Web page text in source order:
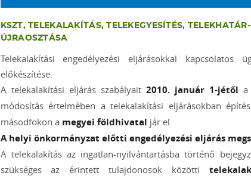
KSZT, TELEKALAKÍTÁS, TELEKEGYESÍTÉS,
ÚJRAOSZTÁSA
Telekalakítási engedélyezési eljárásokkal kapcsolatos
előkészítése.
A telekalakítási eljárás szabályait 2010. január 1-jétől
módosítás értelmében a telekalakítási eljárásokban
másodfokon a megyei földhivatal jár el.
A helyi önkormányzat előtti engedélyezési eljárás
A telekalakítás az ingatlan-nyilvántartásba történő
szükséges az érintett tulajdonosok közötti